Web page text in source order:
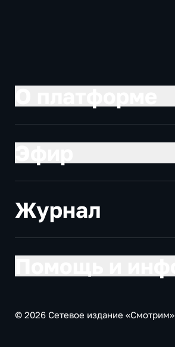
Журнал
© 2026 Сетевое издание «Смотрим»